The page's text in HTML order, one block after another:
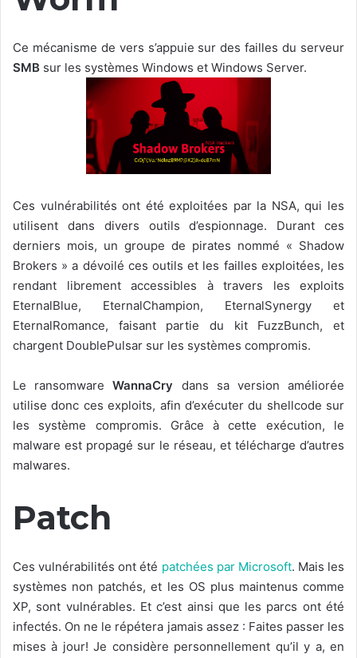
Ce mécanisme de vers s’appuie sur des failles du serveur
SMB sur les systèmes Windows et Windows Server.
Ces vulnérabilités ont été exploitées par la NSA, qui les
utilisent dans divers outils d’espionnage. Durant ces
derniers mois, un groupe de pirates nommé « Shadow
Brokers » a dévoilé ces outils et les failles exploitées, les
rendant librement accessibles à travers les exploits
EternalBlue, EternalChampion, EternalSynergy et
EternalRomance, faisant partie du kit FuzzBunch, et
chargent DoublePulsar sur les systèmes compromis.
Le ransomwareWannaCry dans sa version améliorée
utilise donc ces exploits, afin d’exécuter du shellcode sur
les système compromis. Grâce à cette exécution, le
malware est propagé sur le réseau, et télécharge d’autres
malwares.
Patch
Ces vulnérabilités ont été patchées par Microsoft. Mais les
systèmes non patchés, et les OS plus maintenus comme
XP, sont vulnérables. Et c’est ainsi que les parcs ont été
infectés. On ne le répétera jamais assez : Faites passer les
mises à jour! Je considère personnellement qu’il y a, en